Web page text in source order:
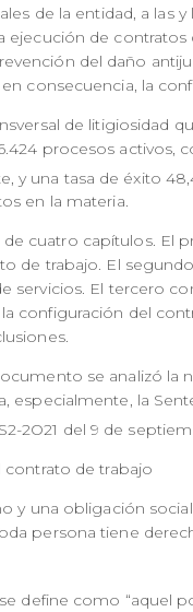
de la entidad, a las
ejecución de
del daño
consecuencia, la
de litigiosidad
procesos activos,
y una tasa de éxito
en la materia.
cuatro capítulos. El
de trabajo. El
servicios. El tercero
configuración del
se analizó la
especialmente, la
2O21 del 9 de
contrato de trabajo
y una obligación
persona tiene
define como “aquel